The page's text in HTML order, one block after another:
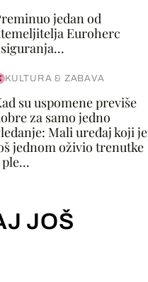
jedan od
Euroherc
KULTURA & ZABAVA
su uspomene previše
za samo jedno
Mali uređaj koji je
jednom oživio trenutke
ple...
JOŠ